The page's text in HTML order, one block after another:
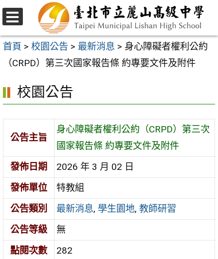
跳
至
主
容
區
選
單
首頁 > 校園公告 > 最新消息 > 身心障礙者權利公約
（CRPD）第三次國家報告條 約專要文件及附件
校園公告
公告主旨
身心障礙者權利公約（CRPD）第三次
國家報告條 約專要文件及附件
發佈日期
2026 年 3 月 02 日
發佈單位
特教組
公告類別
最新消息, 學生園地,教師研習
公告等級
無
點閱次數
282